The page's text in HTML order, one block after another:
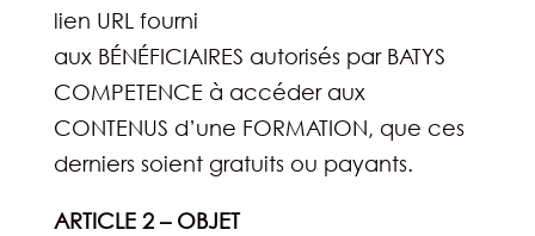
lien URL fourni
aux BÉNÉFICIAIRES autorisés par BATYS
COMPETENCE à accéder aux
CONTENUS d’une FORMATION, que ces
derniers soient gratuits ou payants.
ARTICLE 2 – OBJET